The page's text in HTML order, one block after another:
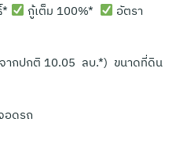
กู้เต็ม 100%*
อัตรา
ากปกติ 10.05 ลบ.*) ขนาดที่ดิน
ดรถ